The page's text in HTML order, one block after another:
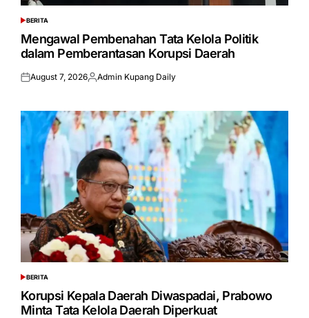
POSTED
IN
BERITA
Mengawal Pembenahan Tata Kelola Politik
dalam Pemberantasan Korupsi Daerah
Posted
August 7, 2026Posted
Admin Kupang Daily
POSTED
IN
BERITA
Korupsi Kepala Daerah Diwaspadai, Prabowo
Minta Tata Kelola Daerah Diperkuat